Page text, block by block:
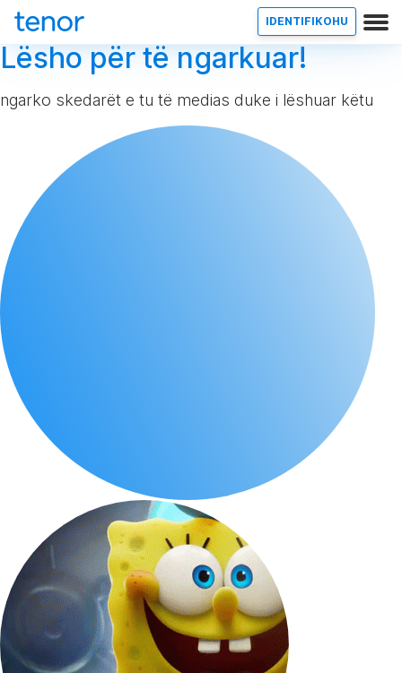
IDENTIFIKOHU
Lësho për të ngarkuar!
ngarko skedarët e tu të medias duke i lëshuar këtu